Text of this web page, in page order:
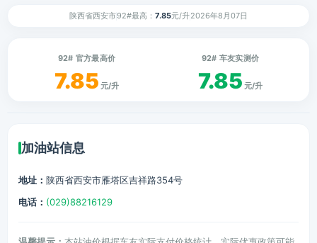
陕西省西安市92#最高： 7.85元/升2026年8月07日
92# 官方最高价
7.85 元/升
92# 车友实测价
7.85 元/升
加油站信息
地址： 陕西省西安市雁塔区吉祥路354号
电话： (029)88216129